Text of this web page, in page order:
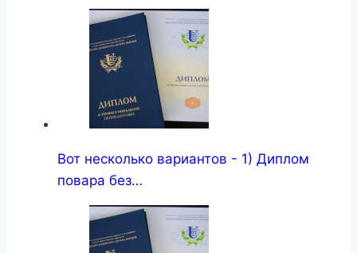
Вот несколько вариантов - 1) Диплом
повара без…